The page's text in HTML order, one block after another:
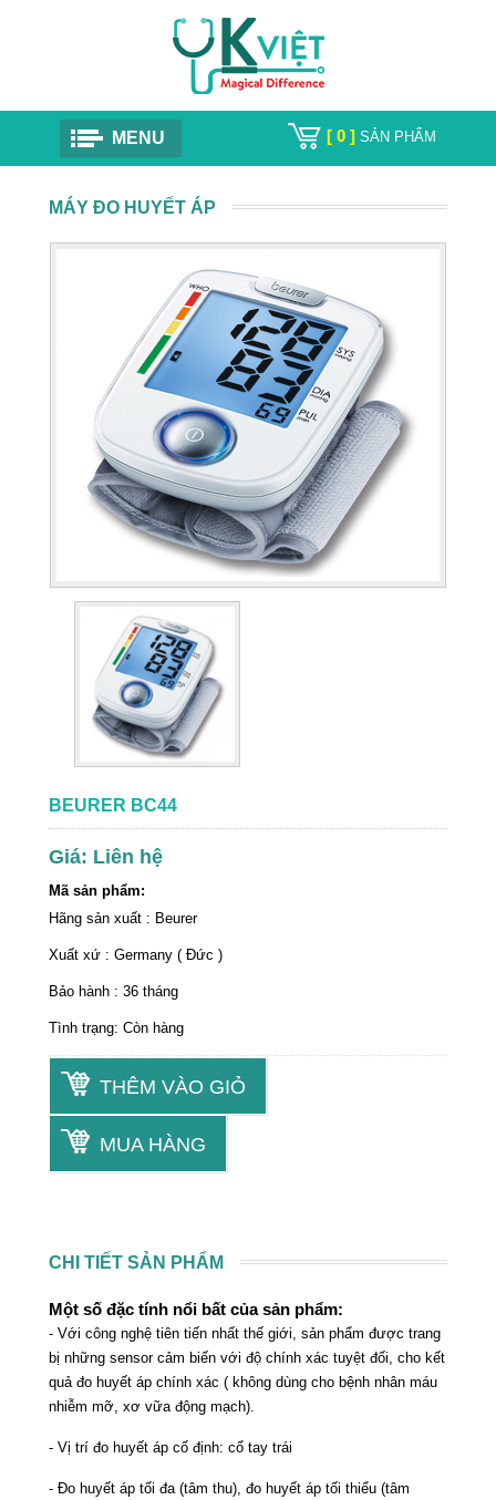
MENU [ 0 ] SẢN PHẨM
MÁY ĐO HUYẾT ÁP
BEURER BC44
Giá: Liên hệ
Mã sản phẩm:
Hãng sản xuất : Beurer
Xuất xứ : Germany ( Đức )
Bảo hành : 36 tháng
Tình trạng: Còn hàng
THÊM VÀO GIỎ
MUA HÀNG
CHI TIẾT SẢN PHẨM
Một số đặc tính nổi bất của sản phẩm:
- Với công nghệ tiên tiến nhất thế giới, sản phẩm được trang
bị những sensor cảm biến với độ chính xác tuyệt đối, cho kết
quả đo huyết áp chính xác ( không dùng cho bệnh nhân máu
nhiễm mỡ, xơ vữa động mạch).
- Vị trí đo huyết áp cố định: cổ tay trái
- Đo huyết áp tối đa (tâm thu), đo huyết áp tối thiểu (tâm